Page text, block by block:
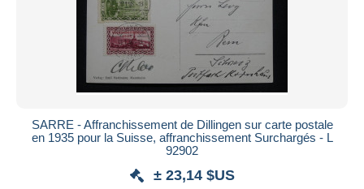
SARRE - Affranchissement de Dillingen sur carte postale
en 1935 pour la Suisse, affranchissement Surchargés - L
92902
± 23,14 $US